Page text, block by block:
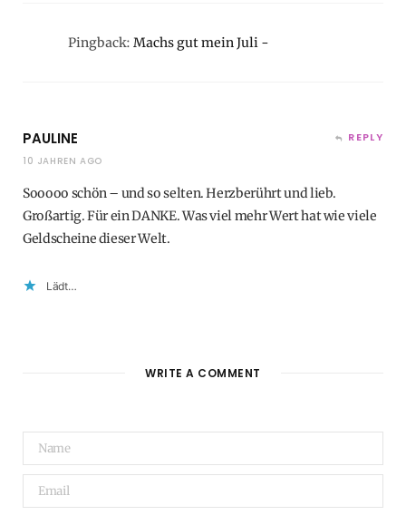
Pingback: Machs gut mein Juli -
PAULINE
10 JAHREN AGO
REPLY
Sooooo schön – und so selten. Herzberührt und lieb.
Großartig. Für ein DANKE. Was viel mehr Wert hat wie viele
Geldscheine dieser Welt.
Lädt…
WRITE A COMMENT